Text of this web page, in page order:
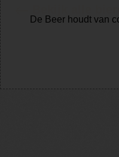
De Beer houdt van